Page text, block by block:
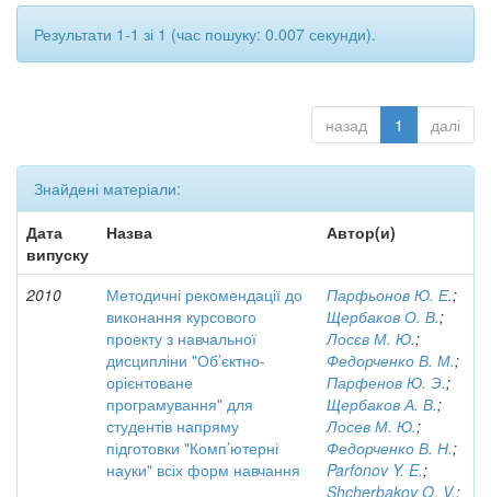
Результати 1-1 зі 1 (час пошуку: 0.007 секунди).
назад 1 далі
Знайдені матеріали:
Дата
випуску
Назва Автор(и)
2010
Методичні рекомендації до
виконання курсового
проекту з навчальної
дисципліни "Об’єктно-
орієнтоване
програмування" для
студентів напряму
підготовки "Комп’ютерні
науки" всіх форм навчання
Парфьонов Ю. Е.;
Щербаков О. В.;
Лосєв М. Ю.;
Федорченко В. М.;
Парфенов Ю. Э.;
Щербаков А. В.;
Лосев М. Ю.;
Федорченко В. Н.;
Parfonov Y. E.;
Shcherbakov O. V.;